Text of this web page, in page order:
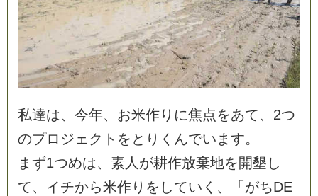
私達は、 今年、 お米作り に焦点をあて、 2つ
のプロ ジ ェ ク ト を と り く んでい ま す。
ま ず1つめは、 素人 が耕作放棄地を開墾 し
て、 イチから米作り を してい く 、 「 がちDE